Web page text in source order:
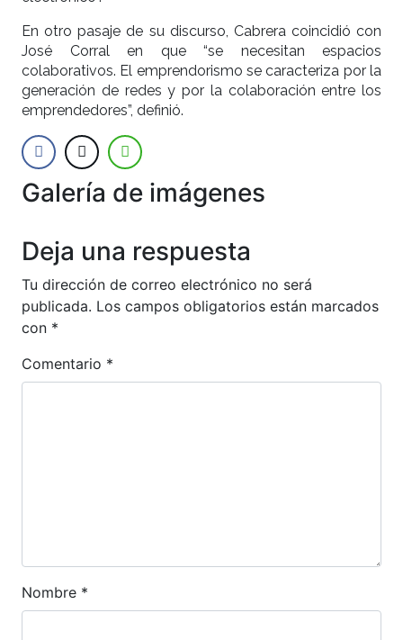
En otro pasaje de su discurso, Cabrera coincidió con
José Corral en que “se necesitan espacios
colaborativos. El emprendorismo se caracteriza por la
generación de redes y por la colaboración entre los
emprendedores”, definió.
Galería de imágenes
Deja una respuesta
Tu dirección de correo electrónico no será
publicada. Los campos obligatorios están marcados
con *
Comentario *
Nombre *